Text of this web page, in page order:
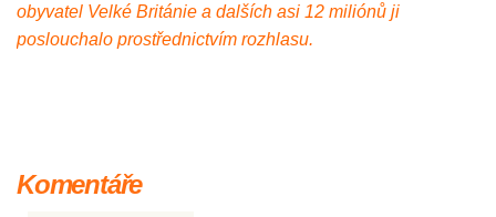
obyvatel Velké Británie a dalších asi 12 miliónů ji
poslouchalo prostřednictvím rozhlasu.
Komentáře